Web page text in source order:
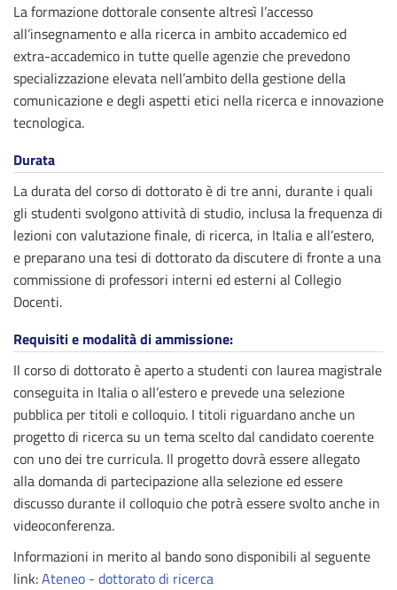
La formazione dottorale consente altresì l’accesso
all’insegnamento e alla ricerca in ambito accademico ed
extra-accademico in tutte quelle agenzie che prevedono
specializzazione elevata nell’ambito della gestione della
comunicazione e degli aspetti etici nella ricerca e innovazione
tecnologica.
Durata
La durata del corso di dottorato è di tre anni, durante i quali
gli studenti svolgono attività di studio, inclusa la frequenza di
lezioni con valutazione finale, di ricerca, in Italia e all’estero,
e preparano una tesi di dottorato da discutere di fronte a una
commissione di professori interni ed esterni al Collegio
Docenti.
Requisiti e modalità di ammissione:
Il corso di dottorato è aperto a studenti con laurea magistrale
conseguita in Italia o all’estero e prevede una selezione
pubblica per titoli e colloquio. I titoli riguardano anche un
progetto di ricerca su un tema scelto dal candidato coerente
con uno dei tre curricula. Il progetto dovrà essere allegato
alla domanda di partecipazione alla selezione ed essere
discusso durante il colloquio che potrà essere svolto anche in
videoconferenza.
Informazioni in merito al bando sono disponibili al seguente
link:Ateneo - dottorato di ricerca